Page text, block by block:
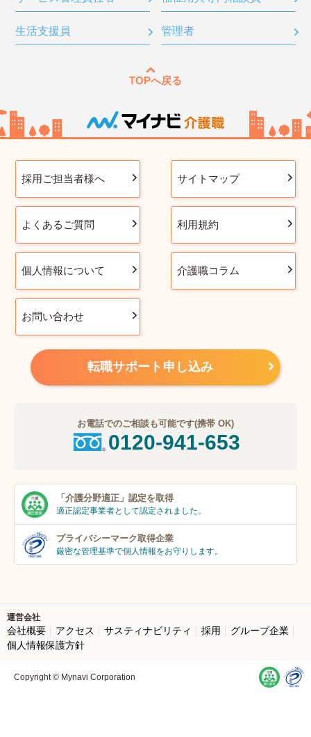
生活支援員 管理者
TOPへ戻る
採用ご担当者様へ サイトマップ
よくあるご質問 利用規約
個人情報について 介護職コラム
お問い合わせ
転職サポート申し込み
お電話でのご相談も可能です(携帯 OK)
0120-941-653
「介護分野適正」 認定を取得
適正認定事業者として認定されました。
プライバシーマーク取得企業
厳密な管理基準で個人情報をお守りします。
運営会社
会社概要 アクセス サスティナビリティ 採用
グループ企業
個人情報保護方針
Copyright © Mynavi Corporation